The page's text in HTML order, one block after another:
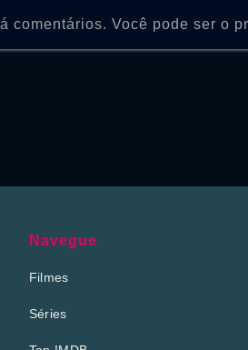
comentários. Você pode ser o
Navegue
Filmes
Séries